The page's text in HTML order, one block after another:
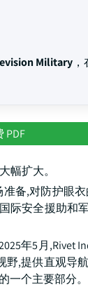
Military
PDF
幅扩大。
备,对防护眼
际安全援助和
年5月,Rivet
野,提供直观导
个主要部分。